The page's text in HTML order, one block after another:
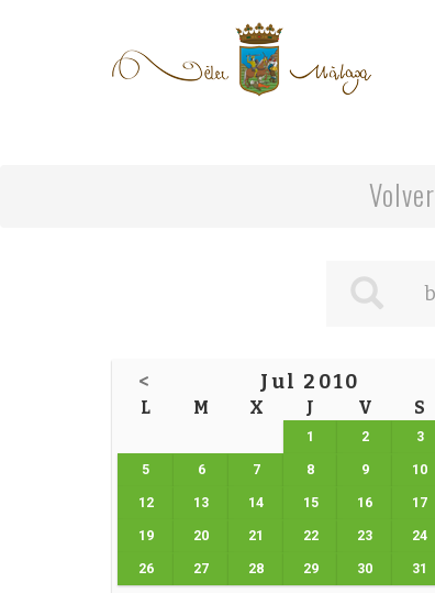
Volver
< Jul 2010
L M X J V S
1 2 3
5 6 7 8 9 10
12 13 14 15 16 17
19 20 21 22 23 24
26 27 28 29 30 31